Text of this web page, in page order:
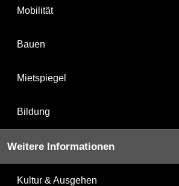
Mobilität
Bauen
Mietspiegel
Bildung
Weitere Informationen
Kultur & Ausgehen